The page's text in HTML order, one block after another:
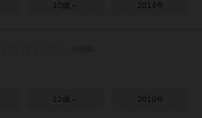
10歳～ 2014年
12歳～ 2019年